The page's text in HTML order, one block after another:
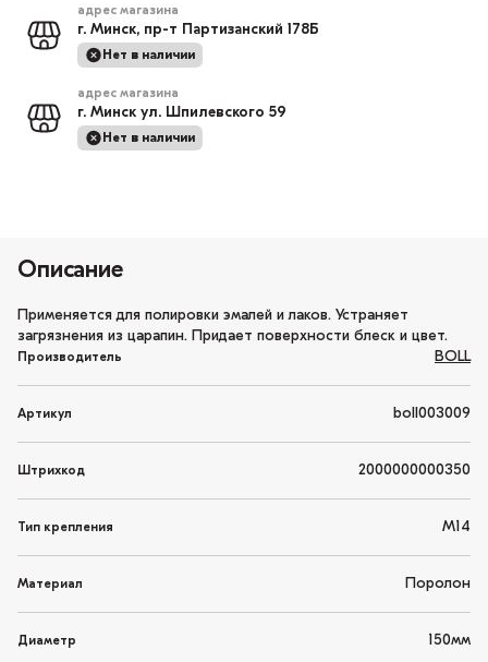
адрес магазина
г. Минск, пр-т Партизанский 178Б
Нет в наличии
адрес магазина
г. Минск ул. Шпилевского 59
Нет в наличии
Описание
Применяется для полировки эмалей и лаков. Устраняет
загрязнения из царапин. Придает поверхности блеск и цвет.
Производитель BOLL
Артикул boll003009
Штрихкод 2000000000350
Тип крепления М14
Материал Поролон
Диаметр 150мм